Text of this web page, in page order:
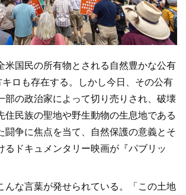
国民の所有物とされる自然豊かな公有
ロも存在する。しかし今日、その公有
部の政治家によって切り売りされ、破壊
住民族の聖地や野生動物の生息地である
闘争に焦点を当て、自然保護の意義とそ
るドキュメンタリー映画が『パブリッ
な言葉が発せられている。「この土地